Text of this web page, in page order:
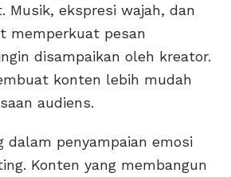
Musik, ekspresi wajah, dan
memperkuat pesan
disampaikan oleh kreator.
konten lebih mudah
audiens.
dalam penyampaian emosi
Konten yang membangun